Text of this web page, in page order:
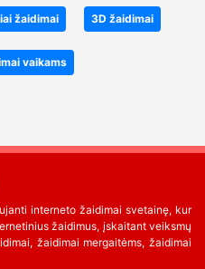
žaidimai 3D žaidimai
vaikams
interneto žaidimai svetainę, kur
žaidimus, įskaitant veiksmų
žaidimai mergaitėms, žaidimai